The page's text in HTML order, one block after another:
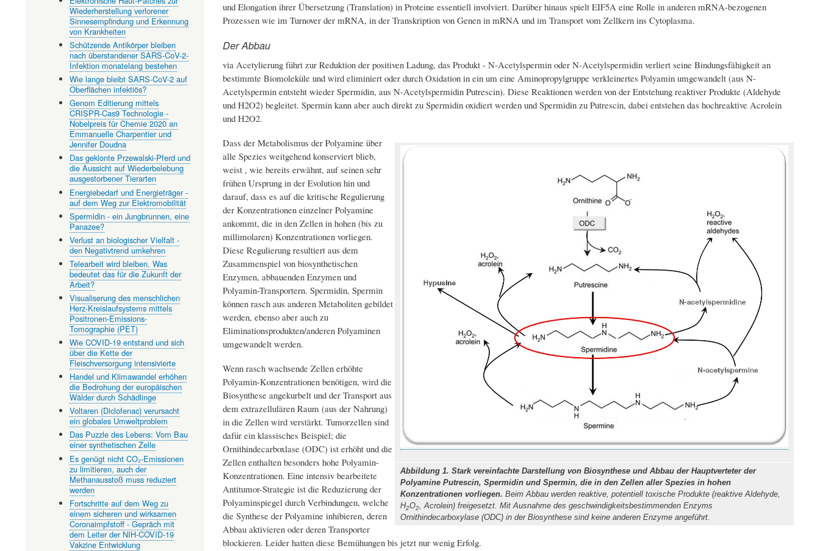
und Elongation ihrer Übersetzung (Translation) in Proteine essentiell involviert. Darüber hinaus spielt EIF5A eine Rolle in anderen mRNA-bezogenen
Prozessen wie im Turnover der mRNA, in der Transkription von Genen in mRNA und im Transport vom Zellkern ins Cytoplasma.
Der Abbau
via Acetylierung führt zur Reduktion der positiven Ladung, das Produkt - N-Acetylspermin oder N-Acetylspermidin verliert seine Bindungsfähigkeit an
bestimmte Biomoleküle und wird eliminiert oder durch Oxidation in ein um eine Aminopropylgruppe verkleinertes Polyamin umgewandelt (aus N-
Acetylspermin entsteht wieder Spermidin, aus N-Acetylspermidin Putrescin). Diese Reaktionen werden von der Entstehung reaktiver Produkte (Aldehyde
und H2O2) begleitet. Spermin kann aber auch direkt zu Spermidin oxidiert werden und Spermidin zu Putrescin, dabei entstehen das hochreaktive Acrolein
und H2O2.
Abbildung 1. Stark vereinfachte Darstellung von Biosynthese und Abbau der Hauptverteter der
Polyamine Putrescin, Spermidin und Spermin, die in den Zellen aller Spezies in hohen
Konzentrationen vorliegen. Beim Abbau werden reaktive, potentiell toxische Produkte (reaktive Aldehyde,
H2O2, Acrolein) freigesetzt. Mit Ausnahme des geschwindigkeitsbestimmenden Enzyms
Ornithindecarboxylase (ODC) in der Biosynthese sind keine anderen Enzyme angeführt.
Dass der Metabolismus der Polyamine über
alle Spezies weitgehend konserviert blieb,
weist , wie bereits erwähnt, auf seinen sehr
frühen Ursprung in der Evolution hin und
darauf, dass es auf die kritische Regulierung
der Konzentrationen einzelner Polyamine
ankommt, die in den Zellen in hohen (bis zu
millimolaren) Konzentrationen vorliegen.
Diese Regulierung resultiert aus dem
Zusammenspiel von biosynthetischen
Enzymen, abbauenden Enzymen und
Polyamin-Transportern. Spermidin, Spermin
können rasch aus anderen Metaboliten gebildet
werden, ebenso aber auch zu
Eliminationsprodukten/anderen Polyaminen
umgewandelt werden.
Wenn rasch wachsende Zellen erhöhte
Polyamin-Konzentrationen benötigen, wird die
Biosynthese angekurbelt und der Transport aus
dem extrazellulären Raum (aus der Nahrung)
in die Zellen wird verstärkt. Tumorzellen sind
dafür ein klassisches Beispiel; die
Ornithindecarboxlase (ODC) ist erhöht und die
Zellen enthalten besonders hohe Polyamin-
Konzentrationen. Eine intensiv bearbeitete
Antitumor-Strategie ist die Reduzierung der
Polyaminspiegel durch Verbindungen, welche
die Synthese der Polyamine inhibieren, deren
Abbau aktivieren oder deren Transporter
blockieren. Leider hatten diese Bemühungen bis jetzt nur wenig Erfolg.
Wiederherstellung verlorener
Sinnesempfindung und Erkennung
von Krankheiten
Schützende Antikörper bleiben
nach überstandener SARS-CoV-2-
Infektion monatelang bestehen
Wie lange bleibt SARS-CoV-2 auf
Oberflächen infektiös?
Genom Editierung mittels
CRISPR-Cas9 Technologie -
Nobelpreis für Chemie 2020 an
Emmanuelle Charpentier und
Jennifer Doudna
Das geklonte Przewalski-Pferd und
die Aussicht auf Wiederbelebung
ausgestorbener Tierarten
Energiebedarf und Energieträger -
auf dem Weg zur Elektromobilität
Spermidin - ein Jungbrunnen, eine
Panazee?
Verlust an biologischer Vielfalt -
den Negativtrend umkehren
Telearbeit wird bleiben. Was
bedeutet das für die Zukunft der
Arbeit?
Visualiserung des menschlichen
Herz-Kreislaufsystems mittels
Positronen-Emissions-
Tomographie (PET)
Wie COVID-19 entstand und sich
über die Kette der
Fleischversorgung intensivierte
Handel und Klimawandel erhöhen
die Bedrohung der europäischen
Wälder durch Schädlinge
Voltaren (Diclofenac) verursacht
ein globales Umweltproblem
Das Puzzle des Lebens: Vom Bau
einer synthetischen Zelle
Es genügt nicht CO₂-Emissionen
zu limitieren, auch der
Methanausstoß muss reduziert
werden
Fortschritte auf dem Weg zu
einem sicheren und wirksamen
Coronaimpfstoff - Gepräch mit
dem Leiter der NIH-COVID-19
Vakzine Entwicklung